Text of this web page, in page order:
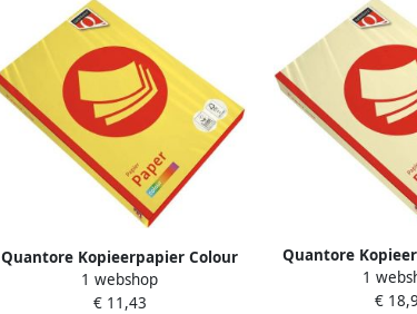
Quantore Kopieerpapier Colour
A4 160gr zwavelgeel 250 vel
1 webshop
€ 11,43
Quantore
A3 80gr 1
€